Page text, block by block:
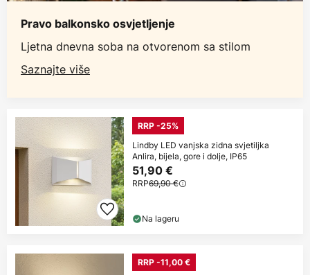
Pravo balkonsko osvjetljenje
Ljetna dnevna soba na otvorenom sa stilom
Saznajte više
RRP -25%
Lindby LED vanjska zidna svjetiljka
Anlira, bijela, gore i dolje, IP65
51,90 €
RRP69,90 €
Na lageru
RRP -11,00 €